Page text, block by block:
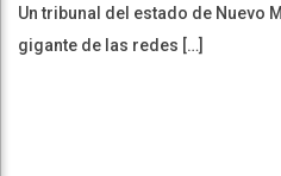
Un tribunal del estado de Nuevo
gigante de las redes […]